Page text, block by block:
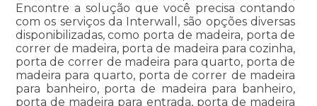
Encontre a solução que você precisa contando
com os serviços da Interwall, são opções diversas
disponibilizadas, como porta de madeira, porta de
correr de madeira, porta de madeira para cozinha,
porta de correr de madeira para quarto, porta de
madeira para quarto, porta de correr de madeira
para banheiro, porta de madeira para banheiro,
porta de madeira para entrada, porta de madeira